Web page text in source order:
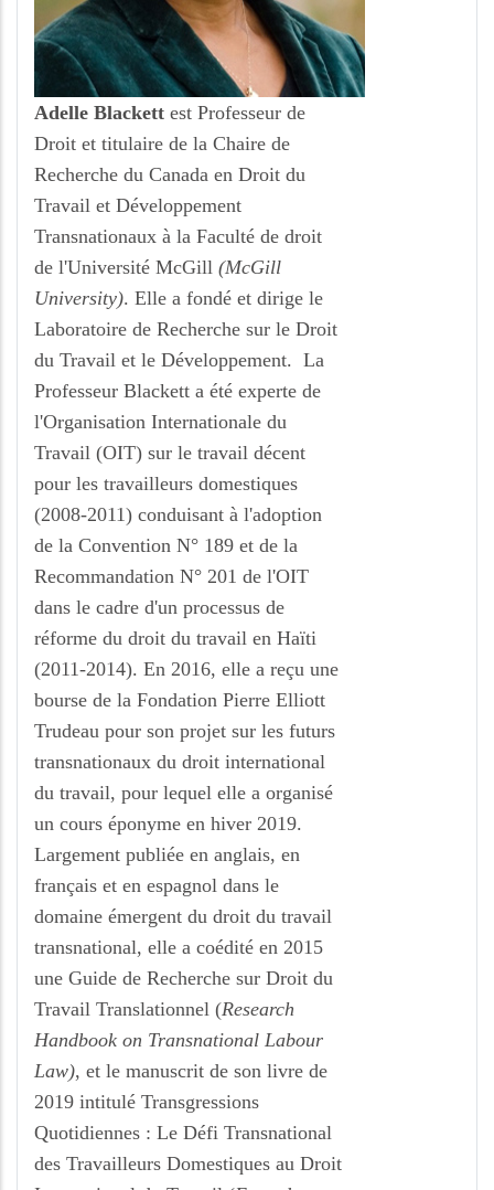
Adelle Blackett est Professeur de
Droit et titulaire de la Chaire de
Recherche du Canada en Droit du
Travail et Développement
Transnationaux à la Faculté de droit
de l'Université McGill (McGill
University). Elle a fondé et dirige le
Laboratoire de Recherche sur le Droit
du Travail et le Développement. La
Professeur Blackett a été experte de
l'Organisation Internationale du
Travail (OIT) sur le travail décent
pour les travailleurs domestiques
(2008-2011) conduisant à l'adoption
de la Convention N° 189 et de la
Recommandation N° 201 de l'OIT
dans le cadre d'un processus de
réforme du droit du travail en Haïti
(2011-2014). En 2016, elle a reçu une
bourse de la Fondation Pierre Elliott
Trudeau pour son projet sur les futurs
transnationaux du droit international
du travail, pour lequel elle a organisé
un cours éponyme en hiver 2019.
Largement publiée en anglais, en
français et en espagnol dans le
domaine émergent du droit du travail
transnational, elle a coédité en 2015
une Guide de Recherche sur Droit du
Travail Translationnel (Research
Handbook on Transnational Labour
Law), et le manuscrit de son livre de
2019 intitulé Transgressions
Quotidiennes : Le Défi Transnational
des Travailleurs Domestiques au Droit